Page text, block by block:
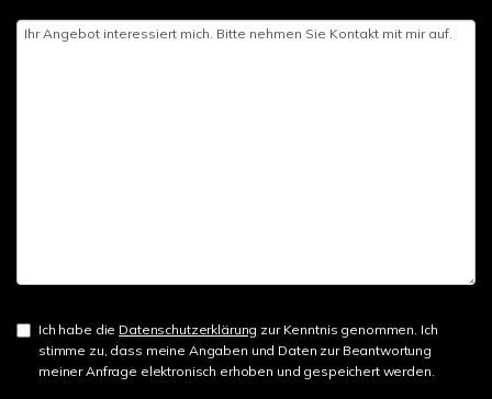
Ich habe die Datenschutzerklärung zur Kenntnis genommen. Ich
stimme zu, dass meine Angaben und Daten zur Beantwortung
meiner Anfrage elektronisch erhoben und gespeichert werden.